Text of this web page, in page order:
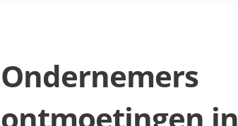
Ondernemers
ontmoetingen in